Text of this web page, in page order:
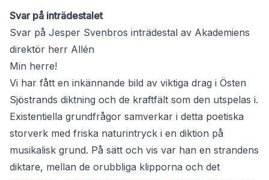
Svar på inträdestalet
Svar på Jesper Svenbros inträdestal av Akademiens
direktör herr Allén
Min herre!
Vi har fått en inkännande bild av viktiga drag i Östen
Sjöstrands diktning och de kraftfält som den utspelas i.
Existentiella grundfrågor samverkar i detta poetiska
storverk med friska naturintryck i en diktion på
musikalisk grund. På sätt och vis var han en strandens
diktare, mellan de orubbliga klipporna och det